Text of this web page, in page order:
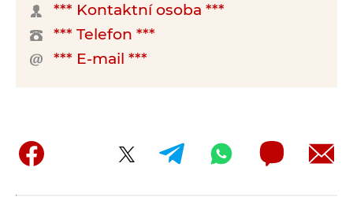
*** Kontaktní osoba ***
*** Telefon ***
*** E-mail ***